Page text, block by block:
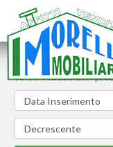
Trovate 1schede di
euro: 449000con